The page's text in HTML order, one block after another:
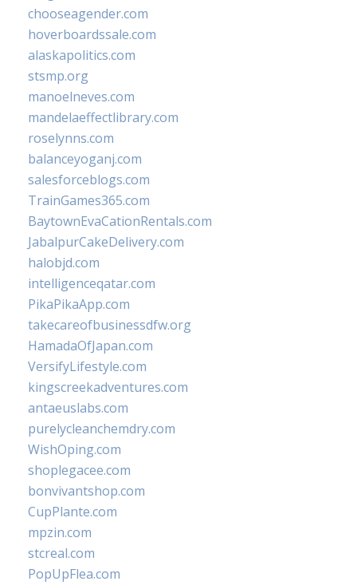
chooseagender.com
hoverboardssale.com
alaskapolitics.com
stsmp.org
manoelneves.com
mandelaeffectlibrary.com
roselynns.com
balanceyoganj.com
salesforceblogs.com
TrainGames365.com
BaytownEvaCationRentals.com
JabalpurCakeDelivery.com
halobjd.com
intelligenceqatar.com
PikaPikaApp.com
takecareofbusinessdfw.org
HamadaOfJapan.com
VersifyLifestyle.com
kingscreekadventures.com
antaeuslabs.com
purelycleanchemdry.com
WishOping.com
shoplegacee.com
bonvivantshop.com
CupPlante.com
mpzin.com
stcreal.com
PopUpFlea.com